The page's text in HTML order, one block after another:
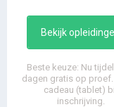
Bekijk
Beste keuze: Nu
dagen gratis op
cadeau (tablet)
inschrijving.